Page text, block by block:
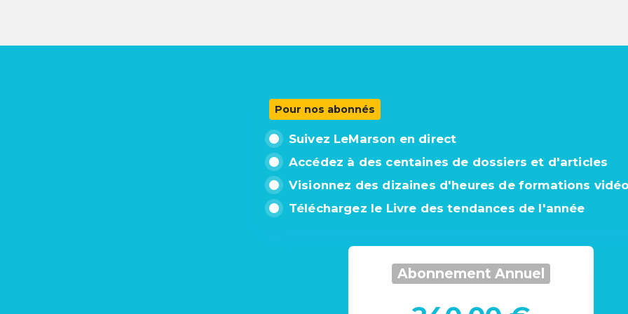
Pour nos abonnés
Suivez LeMarson en direct
Accédez à des centaines de dossiers et d'articles
Visionnez des dizaines d'heures de formations
Téléchargez le Livre des tendances de l'année
Abonnement Annuel